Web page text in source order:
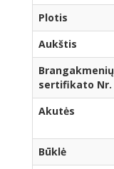
Plotis
Aukštis
Brangakmenių
sertifikato Nr.
Akutės
Būklė